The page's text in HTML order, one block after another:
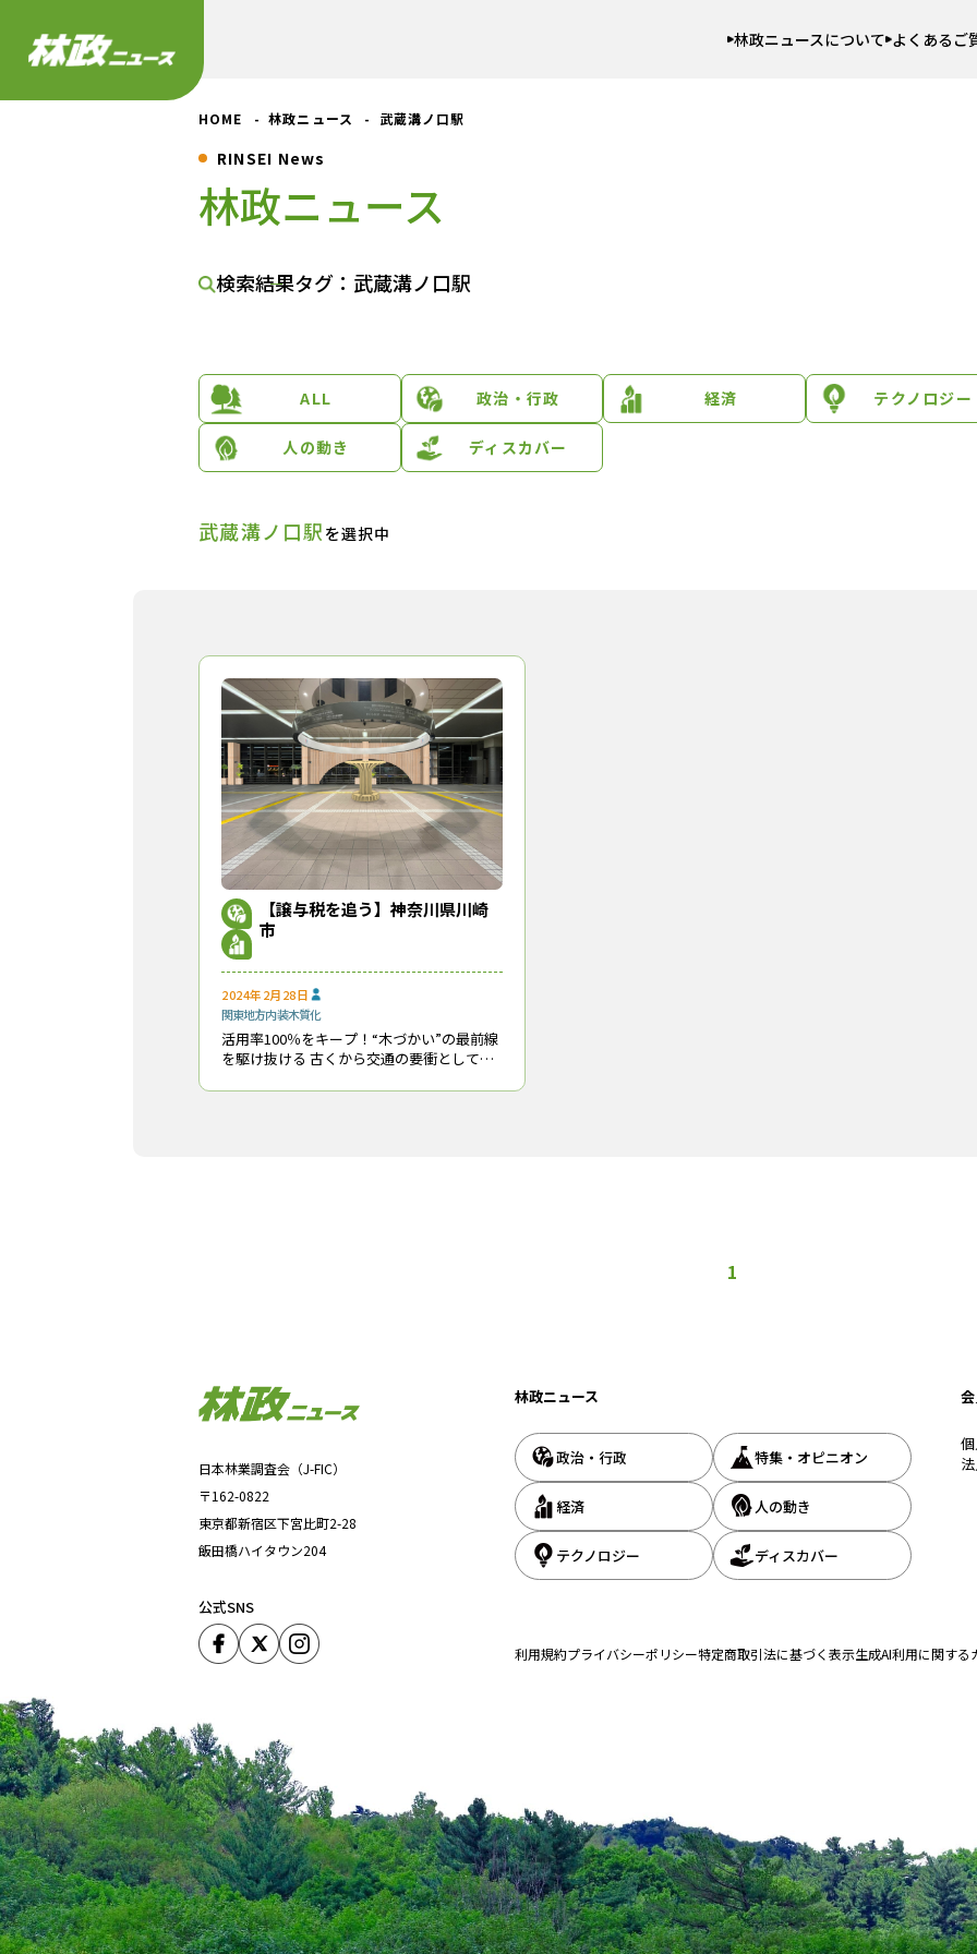
林政ニュースについて よくあるご
HOME 林政ニュース 武蔵溝ノ口駅
RINSEI News
林政ニュース
検索結果タグ：武蔵溝ノ口駅
ALL 政治・行政 経済 テクノロジー
人の動き ディスカバー
武蔵溝ノ口駅 を選択中
【譲与税を追う】神奈川県川崎
市
2024年2月28日
関東地方内装木質化
活用率100％をキープ！“木づかい”の最前線
を駆け抜ける 古くから交通の要衝として発
神奈川県川崎市（福田紀彦市長）。同市
1
日本林業調査会（J-FIC）
〒162-0822
東京都新宿区下宮比町2-28
飯田橋ハイタウン204
公式SNS
林政ニュース
政治・行政 特集・オピニオン
経済 人の動き
テクノロジー ディスカバー
利用規約プライバシーポリシー特定商取引法に基づく表示生成AI利用に関する